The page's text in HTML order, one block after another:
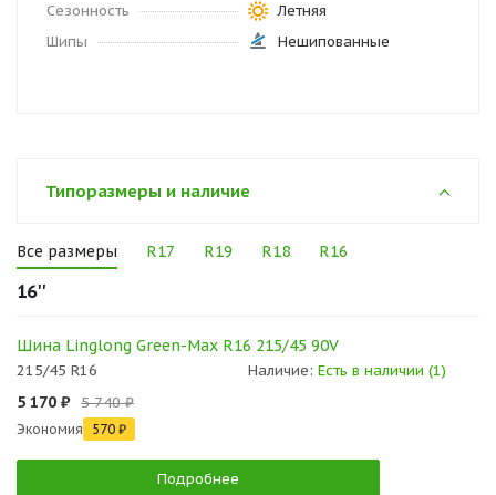
Сезонность
Летняя
Шипы
Нешипованные
Типоразмеры и наличие
Все размеры R17 R19 R18 R16
16''
Шина Linglong Green-Max R16 215/45 90V
215/45 R16 Наличие: Есть в наличии (1)
5 170 ₽ 5 740 ₽
Экономия 570 ₽
Подробнее